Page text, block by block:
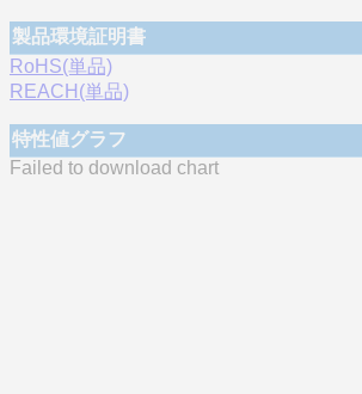
製品環境証明書
RoHS(単品)
REACH(単品)
特性値グラフ
Failed to download chart